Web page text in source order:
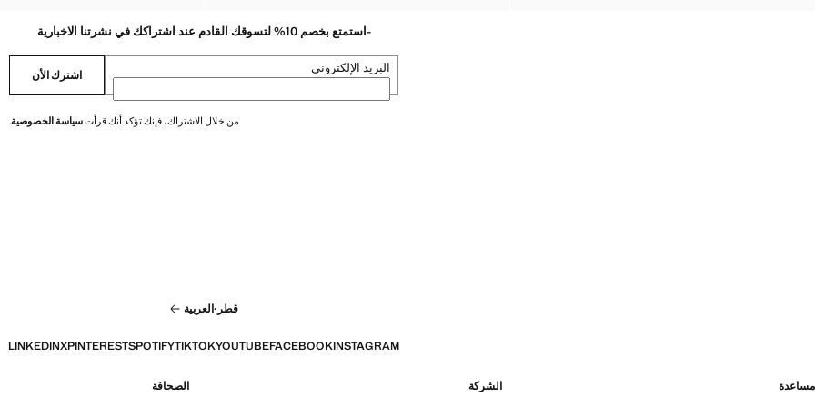
-استمتع بخصم 10% لتسوقك القادم عند اشتراكك في نشرتنا الاخبارية
البريد الإلكتروني اشترك الأن
من خلال الاشتراك، فإنك تؤكد أنك قرأتسياسة الخصوصية.
قطر ·العربية
INSTAGRAM
FACEBOOK
YOUTUBE
TIKTOK
SPOTIFY
PINTEREST
X
LINKEDIN
مساعدة الشركة الصحافة